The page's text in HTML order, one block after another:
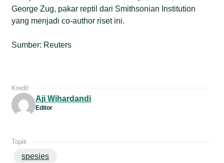
George Zug, pakar reptil dari Smithsonian Institution
yang menjadi co-author riset ini.
Sumber: Reuters
Kredit
Aji Wihardandi
Editor
Topik
spesies